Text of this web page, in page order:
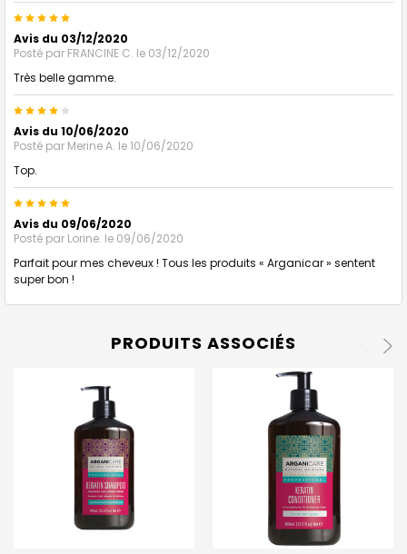
5
Avis du 03/12/2020
Posté par FRANCINE C. le 03/12/2020
Très belle gamme.
Avis du 10/06/2020
Posté par Merine A. le 10/06/2020
Top.
5
Avis du 09/06/2020
Posté par Lorine. le 09/06/2020
Parfait pour mes cheveux ! Tous les produits « Arganicar » sentent
super bon !
PRODUITS ASSOCIÉS